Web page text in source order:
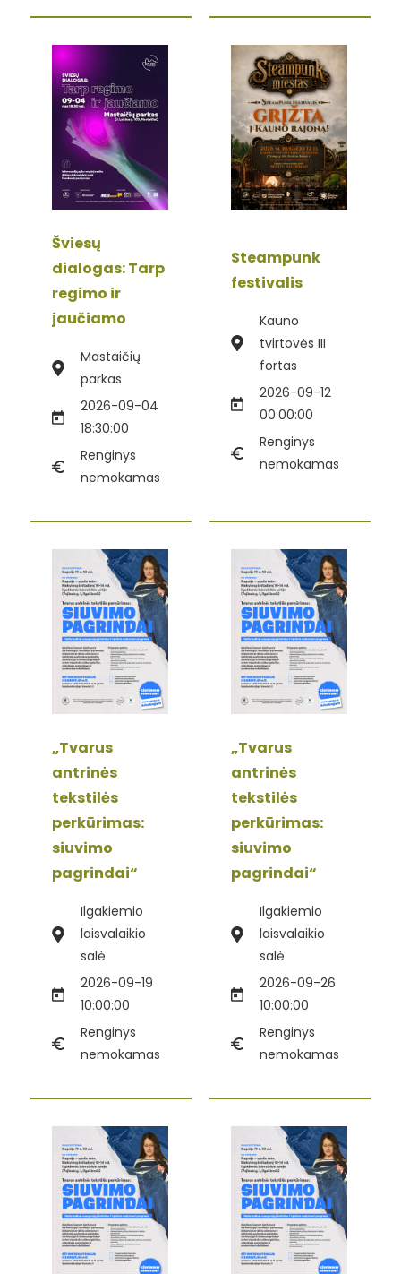
Šviesų
dialogas: Tarp
regimo ir
jaučiamo
Mastaičių
parkas
2026-09-04
18:30:00
Renginys
nemokamas
Steampunk
festivalis
Kauno
tvirtovės III
fortas
2026-09-12
00:00:00
Renginys
nemokamas
„Tvarus
antrinės
tekstilės
perkūrimas:
siuvimo
pagrindai“
Ilgakiemio
laisvalaikio
salė
2026-09-19
10:00:00
Renginys
nemokamas
„Tvarus
antrinės
tekstilės
perkūrimas:
siuvimo
pagrindai“
Ilgakiemio
laisvalaikio
salė
2026-09-26
10:00:00
Renginys
nemokamas